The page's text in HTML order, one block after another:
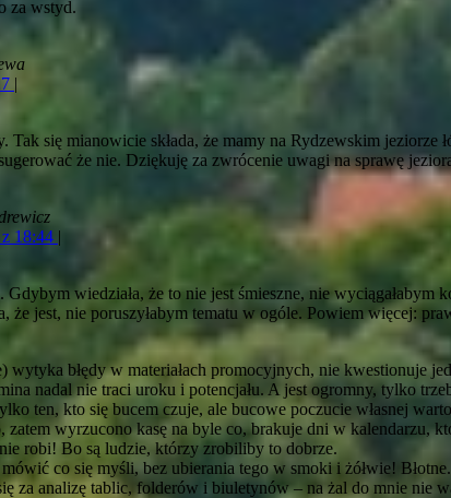
za wstyd.
|
Tak się mianowicie składa, że mamy na Rydzewskim
że nie. Dziękuję za zwrócenie uwagi na sprawę
18:44 |
Gdybym wiedziała, że to nie jest śmieszne, nie wyciągałabym
że jest, nie poruszyłabym tematu w ogóle. Powiem więcej:
wytyka błędy w materiałach promocyjnych, nie kwestionuje
nadal nie traci uroku i potencjału. A jest ogromny, tylko
ten, kto się bucem czuje, ale bucowe poczucie własnej
zatem wyrzucono kasę na byle co, brakuje dni w kalendarzu,
robi! Bo są ludzie, którzy zrobiliby to dobrze.
co się myśli, bez ubierania tego w smoki i żółwie! Błotne.
za analizę tablic, folderów i biuletynów – na żal do mnie nie